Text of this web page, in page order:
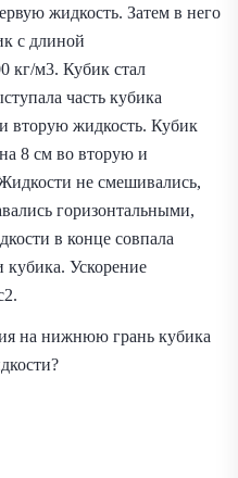
жидкость. Затем в него
с длиной
кг/м3. Кубик стал
часть кубика
вторую жидкость. Кубик
8 см во вторую и
не смешивались,
горизонтальными,
в конце совпала
Ускорение
на нижнюю грань кубика